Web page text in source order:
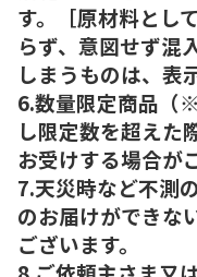
す。［原材料とし
らず、意図せず混
しまうものは、表
6.数量限定商品（
し限定数を超えた
お受けする場合が
7.天災時など不測
のお届けができな
ございます。